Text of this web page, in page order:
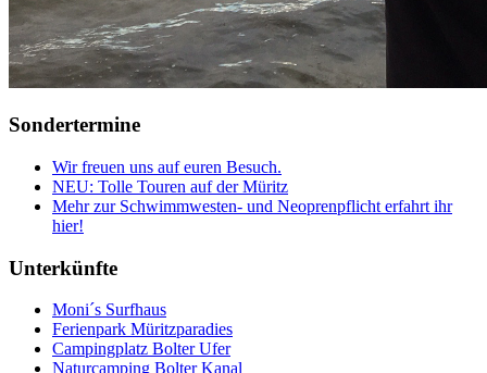
Sondertermine
Wir freuen uns auf euren Besuch.
NEU: Tolle Touren auf der Müritz
Mehr zur Schwimmwesten- und Neoprenpflicht erfahrt ihr
hier!
Unterkünfte
Moni´s Surfhaus
Ferienpark Müritzparadies
Campingplatz Bolter Ufer
Naturcamping Bolter Kanal